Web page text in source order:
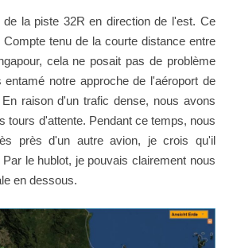
de la piste 32R en direction de l'est. Ce
tenu de la courte distance entre
cela ne posait pas de problème
entamé notre approche de l'aéroport de
raison d'un trafic dense, nous avons
tours d'attente. Pendant ce temps, nous
près d'un autre avion, je crois qu'il
le hublot, je pouvais clairement nous
en dessous.